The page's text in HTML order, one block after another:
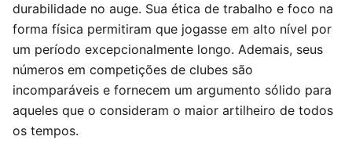
durabilidade no auge. Sua ética de trabalho e foco na
forma física permitiram que jogasse em alto nível por
um período excepcionalmente longo. Ademais, seus
números em competições de clubes são
incomparáveis e fornecem um argumento sólido para
aqueles que o consideram o maior artilheiro de todos
os tempos.